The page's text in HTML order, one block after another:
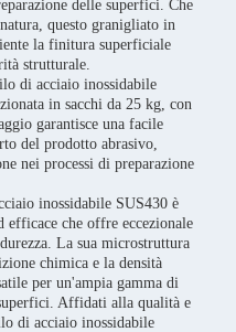
delle superfici. Che
questo granigliato in
la finitura superficiale
strutturale.
di acciaio inossidabile
in sacchi da 25 kg, con
garantisce una facile
del prodotto abrasivo,
nei processi di preparazione
inossidabile SUS430 è
efficace che offre eccezionale
La sua microstruttura
chimica e la densità
per un'ampia gamma di
Affidati alla qualità e
di acciaio inossidabile